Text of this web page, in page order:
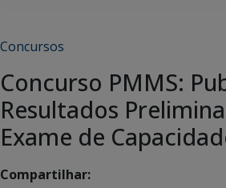
Concursos
Concurso PMMS:
Resultados
Exame de
Compartilhar: